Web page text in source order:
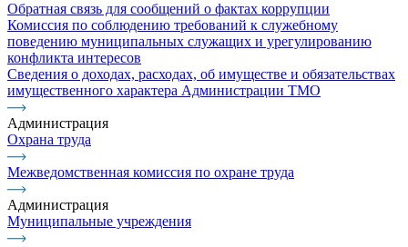
Обратная связь для сообщений о фактах коррупции
Комиссия по соблюдению требований к служебному
поведению муниципальных служащих и урегулированию
конфликта интересов
Сведения о доходах, расходах, об имуществе и обязательствах
имущественного характера Администрации ТМО
Администрация
Охрана труда
Межведомственная комиссия по охране труда
Администрация
Муниципальные учреждения